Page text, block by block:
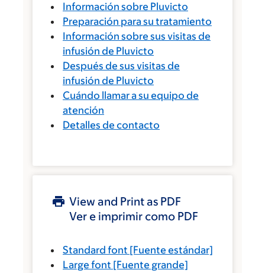
Información sobre Pluvicto
Preparación para su tratamiento
Información sobre sus visitas de
infusión de Pluvicto
Después de sus visitas de
infusión de Pluvicto
Cuándo llamar a su equipo de
atención
Detalles de contacto
View and Print as PDF
Ver e imprimir como PDF
Standard font [Fuente estándar]
Large font [Fuente grande]